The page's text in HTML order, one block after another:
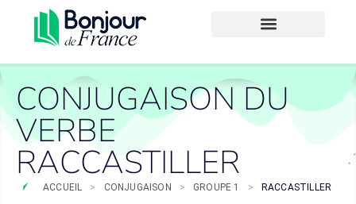
CONJUGAISON DU
VERBE
RACCASTILLER
ACCUEIL > CONJUGAISON > GROUPE 1 > RACCASTILLER